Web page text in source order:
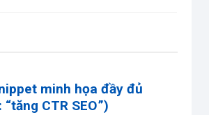
minh họa đầy đủ
CTR SEO”)